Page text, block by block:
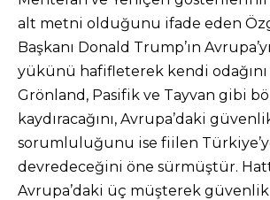
alt metni olduğunu ifade eden
Başkanı Donald Trump’ın
yükünü hafifleterek kendi odağını
Grönland, Pasifik ve Tayvan gibi
kaydıracağını, Avrupa’daki
sorumluluğunu ise fiilen
devredeceğini öne sürmüştür.
Avrupa’daki üç müşterek güvenlik